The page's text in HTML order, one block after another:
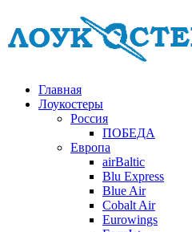
Главная
Лоукостеры
Россия
ПОБЕДА
Европа
airBaltic
Blu Express
Blue Air
Cobalt Air
Eurowings